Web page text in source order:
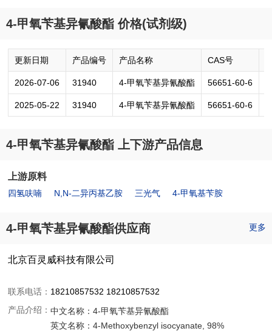
4-甲氧苄基异氰酸酯 价格(试剂级)
更新日期 产品编号 产品名称 CAS号
2026-07-06 31940 4-甲氧苄基异氰酸酯 56651-60-6
2025-05-22 31940 4-甲氧苄基异氰酸酯 56651-60-6
4-甲氧苄基异氰酸酯 上下游产品信息
上游原料
四氢呋喃 N,N-二异丙基乙胺 三光气 4-甲氧基苄胺
4-甲氧苄基异氰酸酯供应商 更多
北京百灵威科技有限公司
联系电话： 18210857532 18210857532
产品介绍：中文名称：4-甲氧苄基异氰酸酯
英文名称：4-Methoxybenzyl isocyanate, 98%